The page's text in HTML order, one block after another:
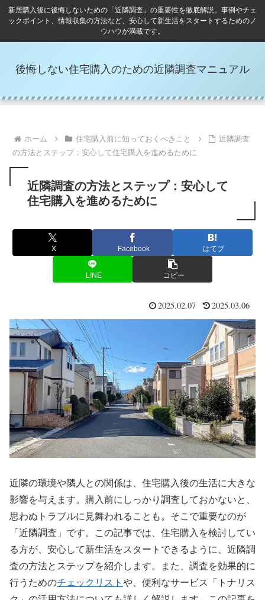
新居購入後に後悔しないための「近隣調査」の重要性を徹底解説。事例やチェ
ックポイント、情報収集の方法など、安心して新生活をスタートするためのノ
ウハウが満載です。
後悔しない住宅購入のための近隣調査マニュアル
ホーム 住宅購入前に知っておくべきこと
近隣調査
の方法とステップ：安心して住宅購入を進めるために
近隣調査の方法とステップ：安心して
住宅購入を進めるために
X Facebook はてブ
LINE コピー
2025.02.07 2025.03.06
近隣の環境や隣人との関係は、住宅購入後の生活に大きな
影響を与えます。購入前にしっかり調査しておかないと、
思わぬトラブルに見舞われることも。そこで重要なのが
「近隣調査」です。この記事では、住宅購入を検討してい
る方が、安心して新生活をスタートできるように、近隣調
査の方法とステップを紹介します。また、調査を効果的に
行うためのチェックリスト や、便利なサービス「トナリス